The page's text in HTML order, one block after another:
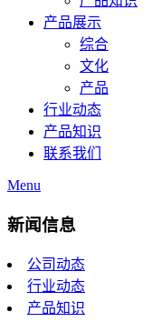
产品展示
综合
文化
产品
行业动态
产品知识
联系我们
Menu
新闻信息
公司动态
行业动态
产品知识